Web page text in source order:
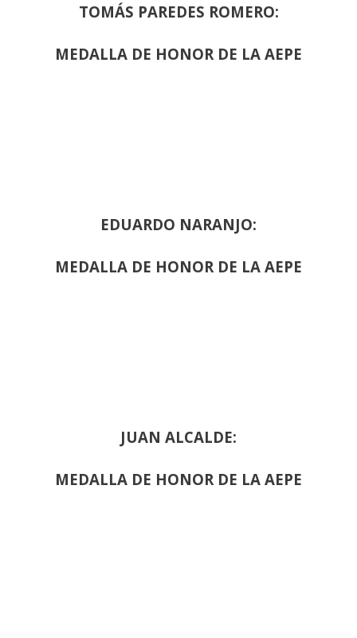
TOMÁS PAREDES ROMERO:
MEDALLA DE HONOR DE LA AEPE
EDUARDO NARANJO:
MEDALLA DE HONOR DE LA AEPE
JUAN ALCALDE:
MEDALLA DE HONOR DE LA AEPE